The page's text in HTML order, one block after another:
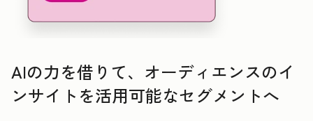
AIの力を借りて、オーディエンスのイ
ンサイトを活用可能なセグメントへ